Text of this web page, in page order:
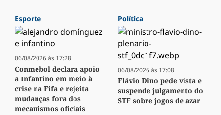
Esporte
06/08/2026 às 17:28
Conmebol declara apoio
a Infantino em meio à
crise na Fifa e rejeita
mudanças fora dos
mecanismos oficiais
Política
06/08/2026 às 17:08
Flávio Dino pede vista e
suspende julgamento do
STF sobre jogos de azar